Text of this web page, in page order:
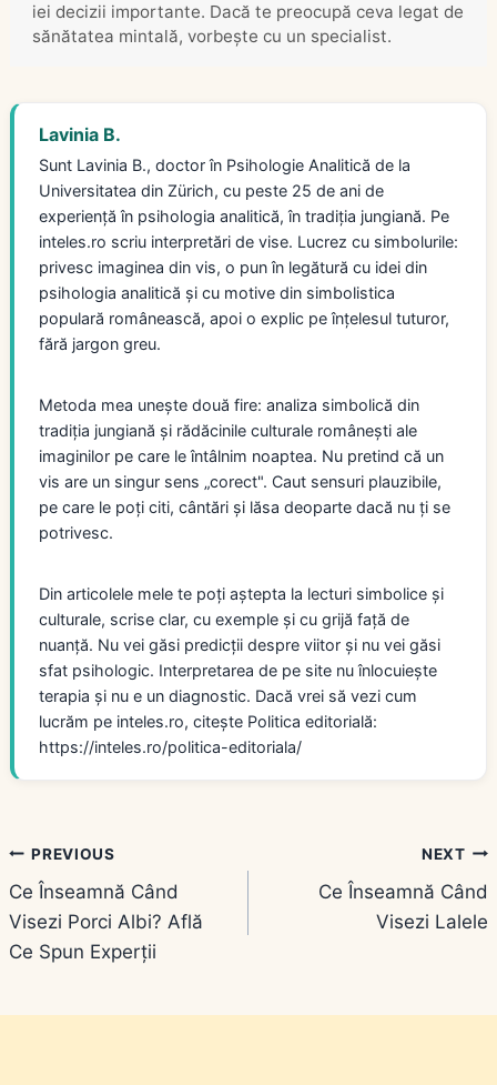
iei decizii importante. Dacă te preocupă ceva legat de
sănătatea mintală, vorbește cu un specialist.
Lavinia B.
Sunt Lavinia B., doctor în Psihologie Analitică de la
Universitatea din Zürich, cu peste 25 de ani de
experiență în psihologia analitică, în tradiția jungiană. Pe
inteles.ro scriu interpretări de vise. Lucrez cu simbolurile:
privesc imaginea din vis, o pun în legătură cu idei din
psihologia analitică și cu motive din simbolistica
populară românească, apoi o explic pe înțelesul tuturor,
fără jargon greu.
Metoda mea unește două fire: analiza simbolică din
tradiția jungiană și rădăcinile culturale românești ale
imaginilor pe care le întâlnim noaptea. Nu pretind că un
vis are un singur sens „corect". Caut sensuri plauzibile,
pe care le poți citi, cântări și lăsa deoparte dacă nu ți se
potrivesc.
Din articolele mele te poți aștepta la lecturi simbolice și
culturale, scrise clar, cu exemple și cu grijă față de
nuanță. Nu vei găsi predicții despre viitor și nu vei găsi
sfat psihologic. Interpretarea de pe site nu înlocuiește
terapia și nu e un diagnostic. Dacă vrei să vezi cum
lucrăm pe inteles.ro, citește Politica editorială:
https://inteles.ro/politica-editoriala/
Navigare
în
articole
PREVIOUS
Ce Înseamnă Când
Visezi Porci Albi? Află
Ce Spun Experții
NEXT
Ce Înseamnă Când
Visezi Lalele